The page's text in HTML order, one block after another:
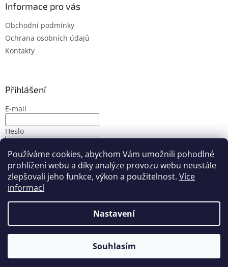
Používáme cookies, abychom Vám umožnili pohodlné
prohlížení webu a díky analýze provozu webu neustále
zlepšovali jeho funkce, výkon a použitelnost. Více
informací
Nastavení
Souhlasím
Informace pro vás
Obchodní podmínky
Ochrana osobních údajů
Kontakty
Přihlášení
E-mail
Heslo
PŘIHLÁSIT SE
Nová registraceZapomenuté heslo
Vytvořil Shoptet
PMbike. Všechna práva vyhrazena.